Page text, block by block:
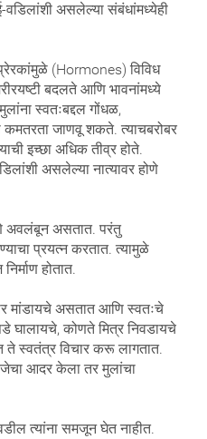
असलेल्या संबंधांमध्येही
(Hormones) विविध
बदलते आणि भावनांमध्ये
स्वतःबद्दल गोंधळ,
कमतरता जाणवू शकते. त्याचबरोबर
इच्छा अधिक तीव्र होते.
असलेल्या नात्यावर होणे
अवलंबून असतात. परंतु
प्रयत्न करतात. त्यामुळे
होतात.
मांडायचे असतात आणि स्वतःचे
घालायचे, कोणते मित्र निवडायचे
ते स्वतंत्र विचार करू लागतात.
आदर केला तर मुलांचा
त्यांना समजून घेत नाहीत.